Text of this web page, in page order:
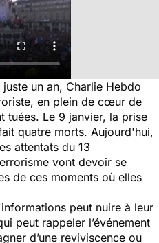
un an, Charlie Hebdo
en plein de cœur de
tuées. Le 9 janvier, la prise
quatre morts. Aujourd'hui,
attentats du 13
vont devoir se
de ces moments où elles
peut nuire à leur
peut rappeler l’événement
d’une reviviscence ou